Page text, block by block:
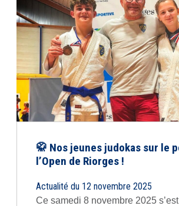
🥋 Nos jeunes judokas sur le
l’Open de Riorges !
Actualité du 12 novembre 2025
Ce samedi 8 novembre 2025